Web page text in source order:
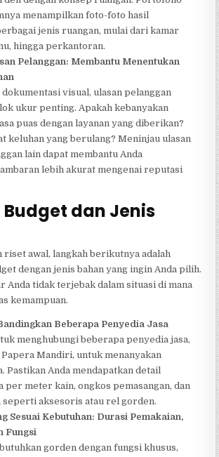
menampilkan foto-foto hasil
jenis ruangan, mulai dari kamar
hingga perkantoran.
Pelanggan: Membantu Menentukan
visual, ulasan pelanggan
ukur penting. Apakah kebanyakan
puas dengan layanan yang diberikan?
keluhan yang berulang? Meninjau ulasan
lain dapat membantu Anda
lebih akurat mengenai reputasi
dan Jenis
riset awal, langkah berikutnya adalah
dengan jenis bahan yang ingin Anda pilih.
Anda tidak terjebak dalam situasi di mana
kemampuan.
Beberapa Penyedia Jasa
menghubungi beberapa penyedia jasa,
Mandiri, untuk menanyakan
Pastikan Anda mendapatkan detail
per meter kain, ongkos pemasangan, dan
seperti aksesoris atau rel gorden.
Sesuai Kebutuhan: Durasi Pemakaian,
Fungsi
gorden dengan fungsi khusus,